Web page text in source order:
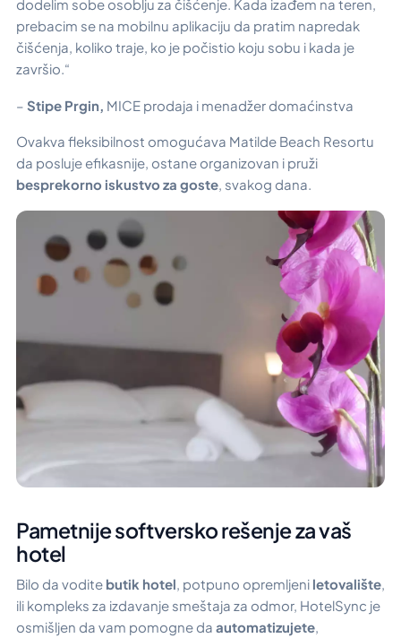
dodelim sobe osoblju za čišćenje. Kada izađem na teren,
prebacim se na mobilnu aplikaciju da pratim napredak
čišćenja, koliko traje, ko je počistio koju sobu i kada je
završio.“
– Stipe Prgin, MICE prodaja i menadžer domaćinstva
Ovakva fleksibilnost omogućava Matilde Beach Resortu
da posluje efikasnije, ostane organizovan i pruži
besprekorno iskustvo za goste, svakog dana.
Pametnije softversko rešenje za vaš
hotel
Bilo da vodite butik hotel, potpuno opremljeni letovalište,
ili kompleks za izdavanje smeštaja za odmor, HotelSync je
osmišljen da vam pomogne da automatizujete,